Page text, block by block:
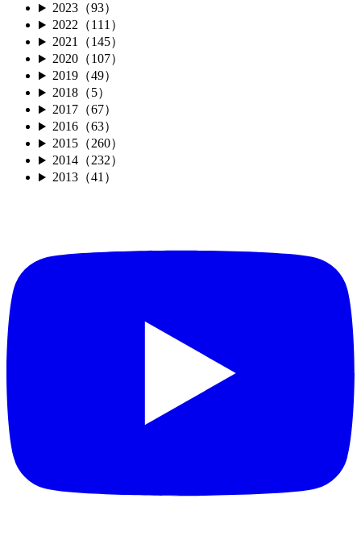
2023（93）
2022（111）
2021（145）
2020（107）
2019（49）
2018（5）
2017（67）
2016（63）
2015（260）
2014（232）
2013（41）